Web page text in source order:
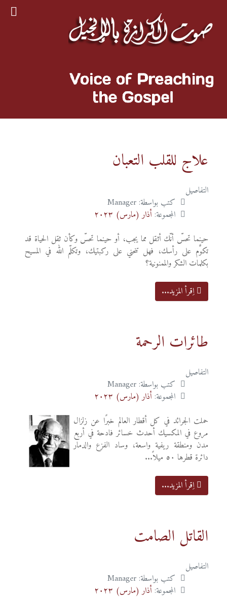
علاج للقلب التعبان
التفاصيل
كتب بواسطة: Manager
المجموعة: أذار (مارس) ٢٠٢٣
حينما تحسّ أنّك أثقل مما يجب، أو حينما تحسّ وكأن ثقل الحياة قد
تكوَّم على رأسك، فهل تنحني على ركبتيك، وتكلّم الله في المسيح
بكلمات الشكر والممنونية؟
اِقرأ المزيد...
طائرات الرحمة
التفاصيل
كتب بواسطة: Manager
المجموعة: أذار (مارس) ٢٠٢٣
حملت الجرائد في كل أقطار العالم خبرًا عن زلزال
مروع في المكسيك أحدث خسائر فادحة في أربع
مدن ومنطقة ريفية واسعة، وساد الفزع والدمار
دائرة قطرها ٥٠ ميلاً...
اِقرأ المزيد...
القاتل الصامت
التفاصيل
كتب بواسطة: Manager
المجموعة: أذار (مارس) ٢٠٢٣